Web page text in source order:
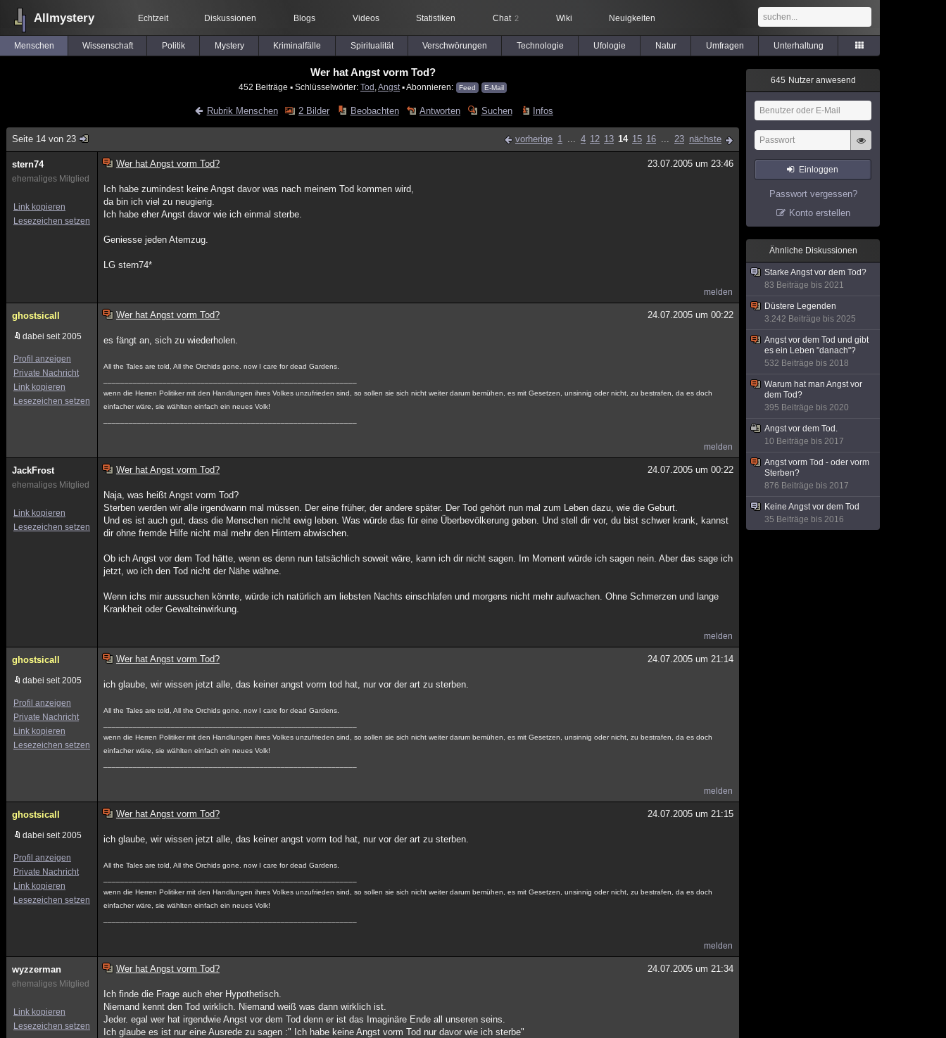
Allmystery Echtzeit Diskussionen Blogs Videos Statistiken Chat 2 Wiki Neuigkeiten
Menschen Wissenschaft Politik Mystery Kriminalfälle Spiritualität Verschwörungen Technologie Ufologie Natur Umfragen Unterhaltung
Wer hat Angst vorm Tod?
452 Beiträge ▪ Schlüsselwörter: Tod Angst ▪ Abonnieren: Feed E-Mail
Rubrik Menschen 2 Bilder Beobachten Antworten Suchen Infos
Seite 14 von 23 vorherige 1 ... 4 12 13 14 15 16 ... 23 nächste
stern74
ehemaliges Mitglied
Link kopieren
Lesezeichen setzen
Wer hat Angst vorm Tod? 23.07.2005 um 23:46
Ich habe zumindest keine Angst davor was nach meinem Tod kommen wird,
da bin ich viel zu neugierig.
Ich habe eher Angst davor wie ich einmal sterbe.
Geniesse jeden Atemzug.
LG stern74*
melden
ghostsicall
dabei seit 2005
Profil anzeigen
Private Nachricht
Link kopieren
Lesezeichen setzen
Wer hat Angst vorm Tod? 24.07.2005 um 00:22
es fängt an, sich zu wiederholen.
All the Tales are told, All the Orchids gone. now I care for dead Gardens.
wenn die Herren Politiker mit den Handlungen ihres Volkes unzufrieden sind, so sollen sie sich nicht weiter darum bemühen, es mit Gesetzen, unsinnig oder nicht, zu bestrafen, da es doch
einfacher wäre, sie wählten einfach ein neues Volk!
melden
JackFrost
ehemaliges Mitglied
Link kopieren
Lesezeichen setzen
Wer hat Angst vorm Tod? 24.07.2005 um 00:22
Naja, was heißt Angst vorm Tod?
Sterben werden wir alle irgendwann mal müssen. Der eine früher, der andere später. Der Tod gehört nun mal zum Leben dazu, wie die Geburt.
Und es ist auch gut, dass die Menschen nicht ewig leben. Was würde das für eine Überbevölkerung geben. Und stell dir vor, du bist schwer krank, kannst
dir ohne fremde Hilfe nicht mal mehr den Hintern abwischen.
Ob ich Angst vor dem Tod hätte, wenn es denn nun tatsächlich soweit wäre, kann ich dir nicht sagen. Im Moment würde ich sagen nein. Aber das sage ich
jetzt, wo ich den Tod nicht der Nähe wähne.
Wenn ichs mir aussuchen könnte, würde ich natürlich am liebsten Nachts einschlafen und morgens nicht mehr aufwachen. Ohne Schmerzen und lange
Krankheit oder Gewalteinwirkung.
melden
ghostsicall
dabei seit 2005
Profil anzeigen
Private Nachricht
Link kopieren
Lesezeichen setzen
Wer hat Angst vorm Tod? 24.07.2005 um 21:14
ich glaube, wir wissen jetzt alle, das keiner angst vorm tod hat, nur vor der art zu sterben.
All the Tales are told, All the Orchids gone. now I care for dead Gardens.
wenn die Herren Politiker mit den Handlungen ihres Volkes unzufrieden sind, so sollen sie sich nicht weiter darum bemühen, es mit Gesetzen, unsinnig oder nicht, zu bestrafen, da es doch
einfacher wäre, sie wählten einfach ein neues Volk!
melden
ghostsicall
dabei seit 2005
Profil anzeigen
Private Nachricht
Link kopieren
Lesezeichen setzen
Wer hat Angst vorm Tod? 24.07.2005 um 21:15
ich glaube, wir wissen jetzt alle, das keiner angst vorm tod hat, nur vor der art zu sterben.
All the Tales are told, All the Orchids gone. now I care for dead Gardens.
wenn die Herren Politiker mit den Handlungen ihres Volkes unzufrieden sind, so sollen sie sich nicht weiter darum bemühen, es mit Gesetzen, unsinnig oder nicht, zu bestrafen, da es doch
einfacher wäre, sie wählten einfach ein neues Volk!
melden
wyzzerman
ehemaliges Mitglied
Link kopieren
Lesezeichen setzen
Wer hat Angst vorm Tod? 24.07.2005 um 21:34
Ich finde die Frage auch eher Hypothetisch.
Niemand kennt den Tod wirklich. Niemand weiß was dann wirklich ist.
Jeder. egal wer hat irgendwie Angst vor dem Tod denn er ist das Imaginäre Ende all unseren seins.
Ich glaube es ist nur eine Ausrede zu sagen :" Ich habe keine Angst vorm Tod nur davor wie ich sterbe"
645 Nutzer anwesend
Einloggen
Passwort vergessen?
Konto erstellen
Ähnliche Diskussionen
Starke Angst vor dem Tod?
83 Beiträge bis 2021
Düstere Legenden
3.242 Beiträge bis 2025
Angst vor dem Tod und gibt
es ein Leben "danach"?
532 Beiträge bis 2018
Warum hat man Angst vor
dem Tod?
395 Beiträge bis 2020
Angst vor dem Tod.
10 Beiträge bis 2017
Angst vorm Tod - oder vorm
Sterben?
876 Beiträge bis 2017
Keine Angst vor dem Tod
35 Beiträge bis 2016